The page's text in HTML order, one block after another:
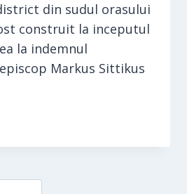
din sudul orasului
construit la inceputul
la indemnul
Markus Sittikus